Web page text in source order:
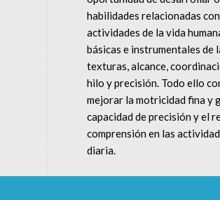
habilidades relacionadas
actividades de la vida
básicas e instrumentales de
texturas, alcance,
hilo y precisión. Todo ello
mejorar la motricidad fina y
capacidad de precisión y el
comprensión en las
diaria.